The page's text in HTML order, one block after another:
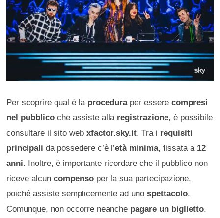
Per scoprire qual è la proceduraper esserecompresi
nel pubblico che assiste alla registrazione, è possibile
consultare il sito webxfactor.sky.it. Tra i requisiti
principali da possedere c’è l’età minima, fissata a 12
anni. Inoltre, è importante ricordare che il pubblico non
riceve alcuncompenso per la sua partecipazione,
poiché assiste semplicemente ad unospettacolo.
Comunque, non occorre neanche pagare un biglietto.